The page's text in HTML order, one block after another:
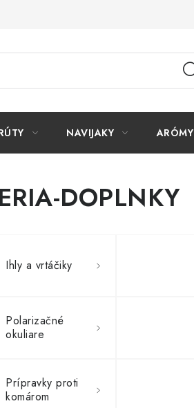
NAVIJAKY ARÓMY
DOPLNKY
Ihly a vrtáčiky
Polarizačné
okuliare
Prípravky proti
komárom